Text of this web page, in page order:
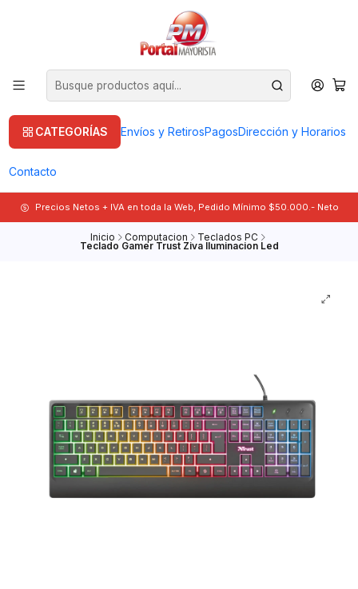
CATEGORÍAS Envíos y RetirosPagosDirección y Horarios
Contacto
Precios Netos + IVA en toda la Web, Pedido Mínimo $50.000.- Neto
Inicio Computacion Teclados PC
Teclado Gamer Trust Ziva Iluminacion Led